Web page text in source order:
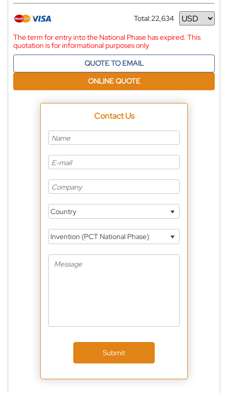
Total:22,634
Currency
The term for entry into the National Phase has expired. This
quotation is for informational purposes only
QUOTE TO EMAIL
ONLINE QUOTE
Contact Us
Country
Invention (PCT National Phase)
Submit